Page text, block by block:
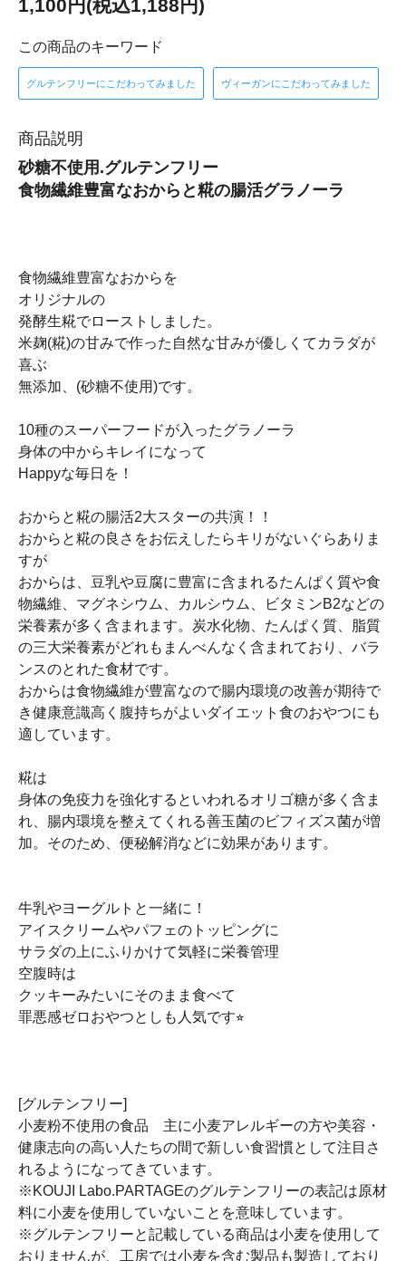
1,100円(税込1,188円)
この商品のキーワード
グルテンフリーにこだわってみました ヴィーガンにこだわってみました
商品説明
砂糖不使用.グルテンフリー
食物繊維豊富なおからと糀の腸活グラノーラ
食物繊維豊富なおからを
オリジナルの
発酵生糀でローストしました。
米麹(糀)の甘みで作った自然な甘みが優しくてカラダが
喜ぶ
無添加、(砂糖不使用)です。
10種のスーパーフードが入ったグラノーラ
身体の中からキレイになって
Happyな毎日を！
おからと糀の腸活2大スターの共演！！
おからと糀の良さをお伝えしたらキリがないぐらありま
すが
おからは、豆乳や豆腐に豊富に含まれるたんぱく質や食
物繊維、マグネシウム、カルシウム、ビタミンB2などの
栄養素が多く含まれます。炭水化物、たんぱく質、脂質
の三大栄養素がどれもまんべんなく含まれており、バラ
ンスのとれた食材です。
おからは食物繊維が豊富なので腸内環境の改善が期待で
き健康意識高く腹持ちがよいダイエット食のおやつにも
適しています。
糀は
身体の免疫力を強化するといわれるオリゴ糖が多く含ま
れ、腸内環境を整えてくれる善玉菌のビフィズス菌が増
加。そのため、便秘解消などに効果があります。
牛乳やヨーグルトと一緒に！
アイスクリームやパフェのトッピングに
サラダの上にふりかけて気軽に栄養管理
空腹時は
クッキーみたいにそのまま食べて
罪悪感ゼロおやつとしも人気です⭐︎
[グルテンフリー]
小麦粉不使用の食品 主に小麦アレルギーの方や美容・
健康志向の高い人たちの間で新しい食習慣として注目さ
れるようになってきています。
※KOUJI Labo.PARTAGEのグルテンフリーの表記は原材
料に小麦を使用していないことを意味しています。
※グルテンフリーと記載している商品は小麦を使用して
おりませんが、工房では小麦を含む製品も製造しており